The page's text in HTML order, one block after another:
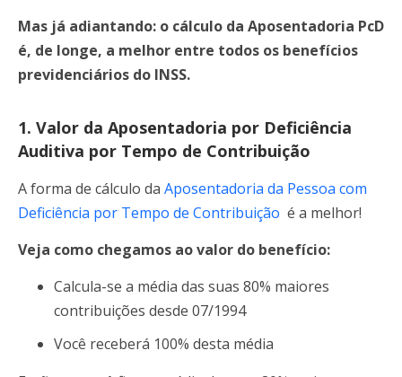
Mas já adiantando: o cálculo da Aposentadoria PcD
é, de longe, a melhor entre todos os benefícios
previdenciários do INSS.
1. Valor da Aposentadoria por Deficiência
Auditiva por Tempo de Contribuição
A forma de cálculo da Aposentadoria da Pessoa com
Deficiência por Tempo de Contribuição é a melhor!
Veja como chegamos ao valor do benefício:
Calcula-se a média das suas 80% maiores
contribuições desde 07/1994
Você receberá 100% desta média